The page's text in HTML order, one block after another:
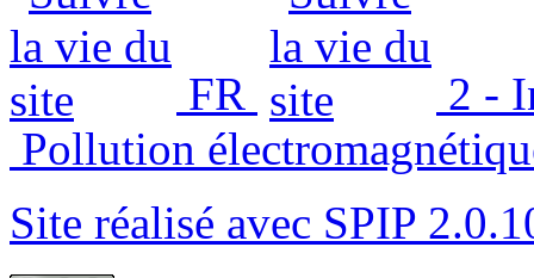
FR
2 -
Pollution
Site réalisé avec SPIP